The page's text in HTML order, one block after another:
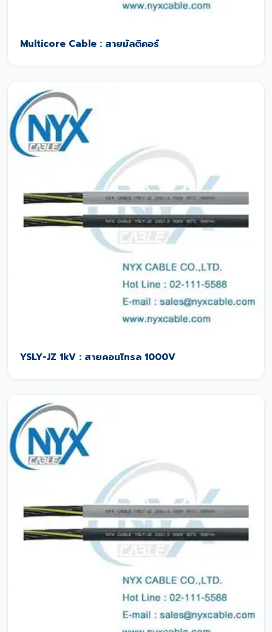
Multicore Cable : สายมัลติคอร์
YSLY-JZ 1kV : สายคอนโทรล 1000V